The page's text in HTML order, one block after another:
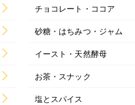
チョコレート・ココア
砂糖・はちみつ・ジャム
イースト・天然酵母
お茶・スナック
塩とスパイス